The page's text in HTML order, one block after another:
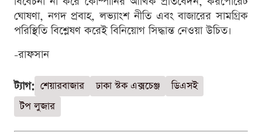
ঘোষণা, নগদ প্রবাহ, লভ্যাংশ নীতি এবং বাজারের সামগ্রিক
পরিস্থিতি বিশ্লেষণ করেই বিনিয়োগ সিদ্ধান্ত নেওয়া উচিত।
-রাফসান
ট্যাগ: শেয়ারবাজার ঢাকা স্টক এক্সচেঞ্জ
ডিএসই
টপ লুজার